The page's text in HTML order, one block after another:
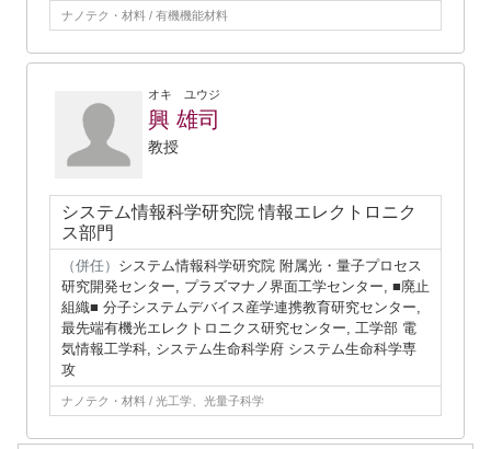
ナノテク・材料 / 有機機能材料
オキ ユウジ
興 雄司
教授
システム情報科学研究院 情報エレクトロニク
ス部門
（併任） システム情報科学研究院 附属光・量子プロセス
研究開発センター, プラズマナノ界面工学センター, ■廃止
組織■ 分子システムデバイス産学連携教育研究センター,
最先端有機光エレクトロニクス研究センター, 工学部 電
気情報工学科, システム生命科学府 システム生命科学専
攻
ナノテク・材料 / 光工学、光量子科学